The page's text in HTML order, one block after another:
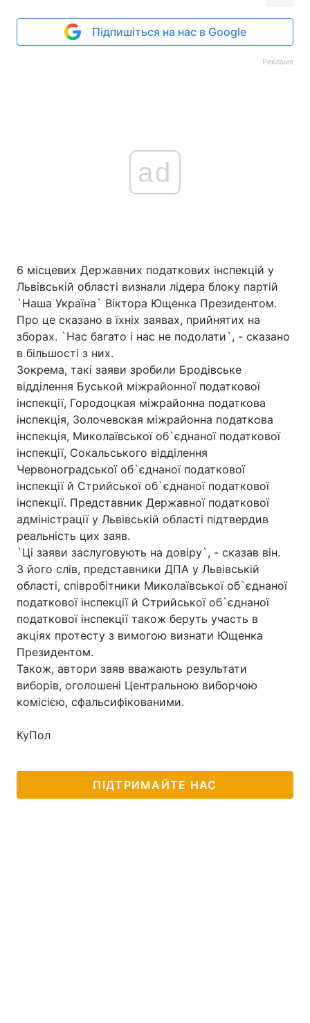
Підпишіться на нас в Google
Реклама
ad
6 місцевих Державних податкових інспекцій у
Львівській області визнали лідера блоку партій
`Наша Україна` Віктора Ющенка Президентом.
Про це сказано в їхніх заявах, прийнятих на
зборах. `Нас багато і нас не подолати`, - сказано
в більшості з них.
Зокрема, такі заяви зробили Бродівське
відділення Буськой міжрайонної податкової
інспекції, Городоцкая міжрайонна податкова
інспекція, Золочевская міжрайонна податкова
інспекція, Миколаївської об`єднаної податкової
інспекції, Сокальського відділення
Червоноградської об`єднаної податкової
інспекції й Стрийської об`єднаної податкової
інспекції. Представник Державної податкової
адміністрації у Львівській області підтвердив
реальність цих заяв.
`Ці заяви заслуговують на довіру`, - сказав він.
З його слів, представники ДПА у Львівській
області, співробітники Миколаївської об`єднаної
податкової інспекції й Стрийської об`єднаної
податкової інспекції також беруть участь в
акціях протесту з вимогою визнати Ющенка
Президентом.
Також, автори заяв вважають результати
виборів, оголошені Центральною виборчою
комісією, сфальсифікованими.
КуПол
ПІДТРИМАЙТЕ НАС